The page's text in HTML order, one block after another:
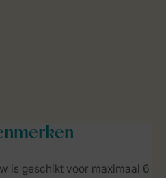
is geschikt voor maximaal 6